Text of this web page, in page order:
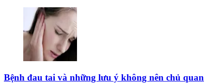
Bệnh đau tai và những lưu ý không nên chủ quan